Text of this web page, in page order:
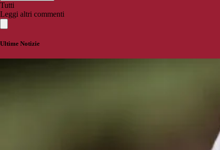
Tutti
Leggi altri commenti
Ultime Notizie